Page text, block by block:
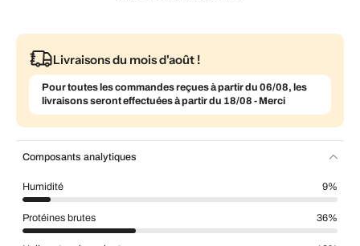
Livraisons du mois d'août !
Pour toutes les commandes reçues à partir du 06/08, les
livraisons seront effectuées à partir du 18/08 - Merci
Composants analytiques
Humidité 9%
Protéines brutes 36%